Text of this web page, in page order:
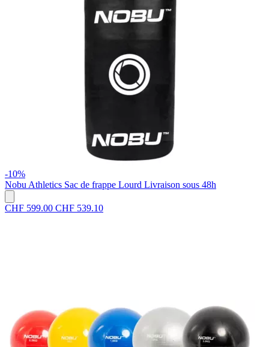
-10%
Nobu Athletics Sac de frappe Lourd Livraison sous 48h
CHF 599.00 CHF 539.10